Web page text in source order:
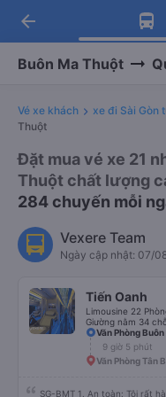
Tải
Nhận ưu
Tải app
-30k/ghế
arrow_back
Buôn Ma Thuột
Vé xe khách xe đi Sài Gòn
Thuột
Đặt mua vé xe 21
Thuột chất lượng
284 chuyến mỗi
Vexere Team
Ngày cập nhật: 07/
Tiến Oanh
Limousine 22
Giường nằm 34
Văn Phòng
9 giờ 5 phút
Văn Phòng Tân
SG-BMT 1. An toàn: Tôi rất hài lòng về chất lượng của xe khách của Tiến